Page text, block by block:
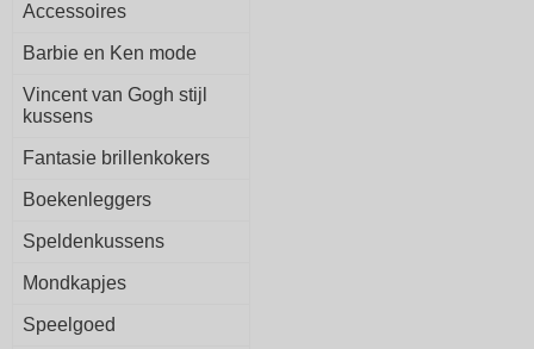
Accessoires
Barbie en Ken mode
Vincent van Gogh stijl
kussens
Fantasie brillenkokers
Boekenleggers
Speldenkussens
Mondkapjes
Speelgoed